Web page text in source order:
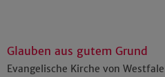
Glauben aus gutem Grund
Evangelische Kirche von